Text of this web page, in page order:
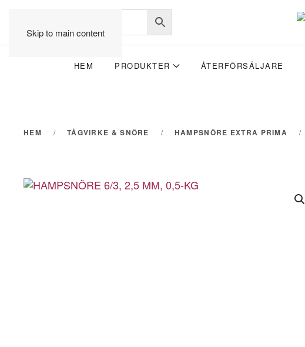
Skip to main content
HEM PRODUKTER ÅTERFÖRSÄLJARE
HEM TÅGVIRKE & SNÖRE HAMPSNÖRE EXTRA PRIMA